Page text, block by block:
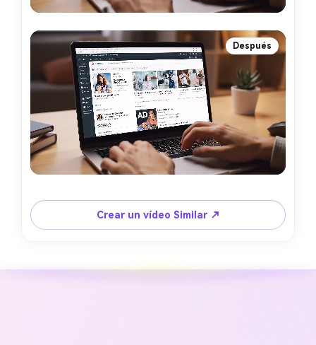
Después
Crear un vídeo Similar ↗